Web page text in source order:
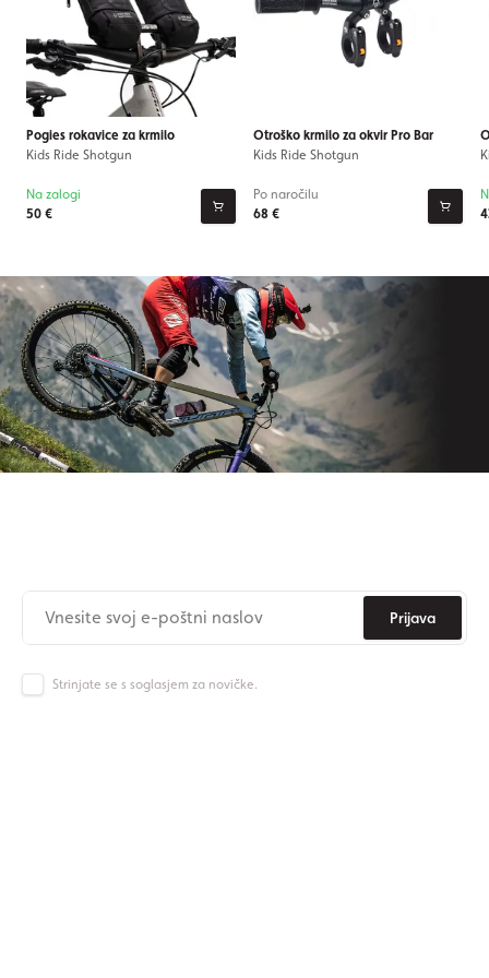
Pogies rokavice za krmilo
Kids Ride Shotgun
50 €
Na zalogi
Otroško krmilo za okvir Pro Bar
Kids Ride Shotgun
68 €
Po naročilu
Prijava
Strinjate se s soglasjem za novičke.